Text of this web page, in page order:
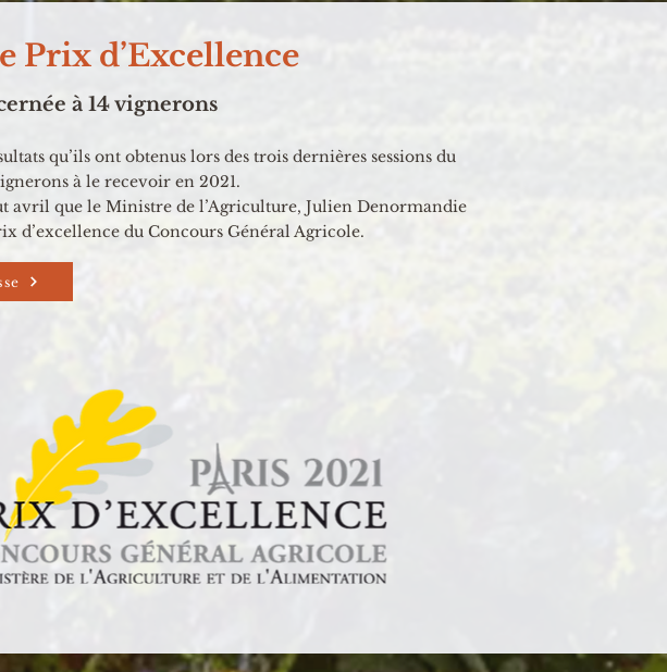
Prix d’Excellence
à 14 vignerons
qu’ils ont obtenus lors des trois dernières sessions du
à le recevoir en 2021.
avril que le Ministre de l’Agriculture, Julien Denormandie
d’excellence du Concours Général Agricole.